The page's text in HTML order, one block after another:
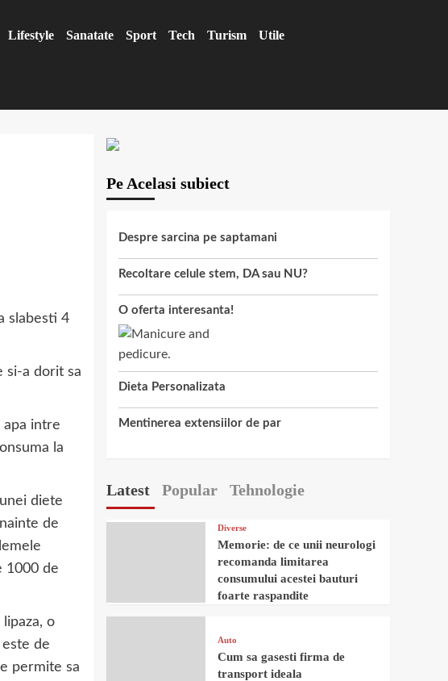
Lifestyle Sanatate Sport Tech Turism Utile
slabesti 4
si-a dorit sa
apa intre
la
diete
de
1000 de
o
de
permite sa
Pe Acelasi subiect
Despre sarcina pe saptamani
Recoltare celule stem, DA sau NU?
O oferta interesanta!
Dieta Personalizata
Mentinerea extensiilor de par
Latest Popular Tehnologie
Diverse
Memorie: de ce unii neurologi
recomanda limitarea
consumului acestei bauturi
foarte raspandite
Auto
Cum sa gasesti firma de
transport ideala